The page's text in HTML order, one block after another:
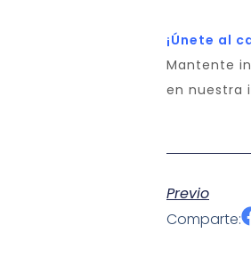
¡Únete al
Mantente
en nuestra
Previo
Comparte: